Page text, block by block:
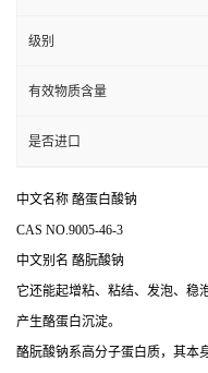
级别
有效物质含量
是否进口
中文名称 酪蛋白酸钠
CAS NO.9005-46-3
中文别名 酪朊酸钠
它还能起增粘、粘结、发泡、稳
产生酪蛋白沉淀。
酪朊酸钠系高分子蛋白质，其本